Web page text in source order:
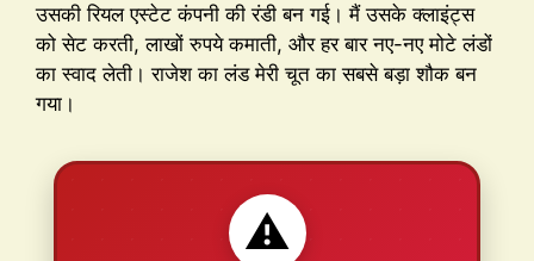
उसकी रियल एस्टेट कंपनी की रंडी बन गई। मैं उसके क्लाइंट्स
को सेट करती, लाखों रुपये कमाती, और हर बार नए-नए मोटे लंडों
का स्वाद लेती। राजेश का लंड मेरी चूत का सबसे बड़ा शौक बन
गया।
⚠️